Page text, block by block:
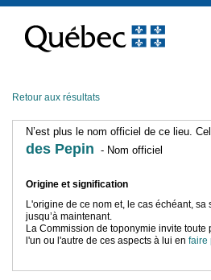
contenu
Retour aux résultats
N’est plus le nom officiel de ce lieu.
des Pepin - Nom officiel
Origine et signification
L'origine de ce nom et, le cas échéant,
jusqu’à maintenant.
La Commission de toponymie invite
l'un ou l'autre de ces aspects à lui en faire